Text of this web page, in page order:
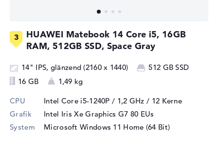
HUAWEI Matebook 14 Core i5, 16GB
RAM, 512GB SSD, Space Gray
14" IPS, glänzend (2160 x 1440)
512 GB SSD
16 GB
1,49 kg
CPU Intel Core i5-1240P / 1,2 GHz / 12 Kerne
Grafik
Intel Iris Xe Graphics G7 80 EUs
System
Microsoft Windows 11 Home (64 Bit)